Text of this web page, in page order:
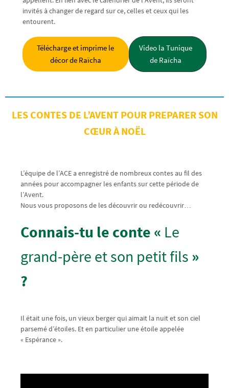
invités à changer de regard sur ce, celles et ceux qui les
entourent.
Télécharge et imprime le
décor de Raïcha
Video la Tunique
de Raïcha
LES CONTES DE L’AVENT POUR PREPARER SON
CŒUR À NOËL
L’équipe de l’ACE a enregistré de nombreux contes au fil des
années pour accompagner les enfants sur cette période de
l’Avent.
Nous vous proposons de les découvrir ou redécouvrir…
Connais-tu le conte « Le
grand-père et son petit fils »
?
Il était une fois, un vieux berger qui aimait la nuit et son ciel
parsemé d’étoiles. Et en particulier une étoile appelée
« Espérance ».